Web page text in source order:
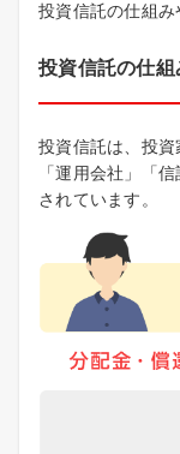
投資信託の仕組み
投資信託の仕組
投資信託は、投資
「運用会社」「
されています。